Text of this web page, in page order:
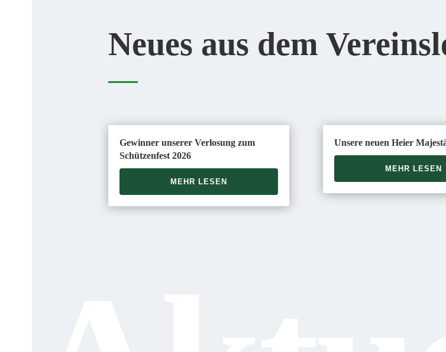
Neues aus dem
Gewinner unserer Verlosung zum
Schützenfest 2026
MEHR LESEN
Unsere neuen Heier
MEHR LESEN